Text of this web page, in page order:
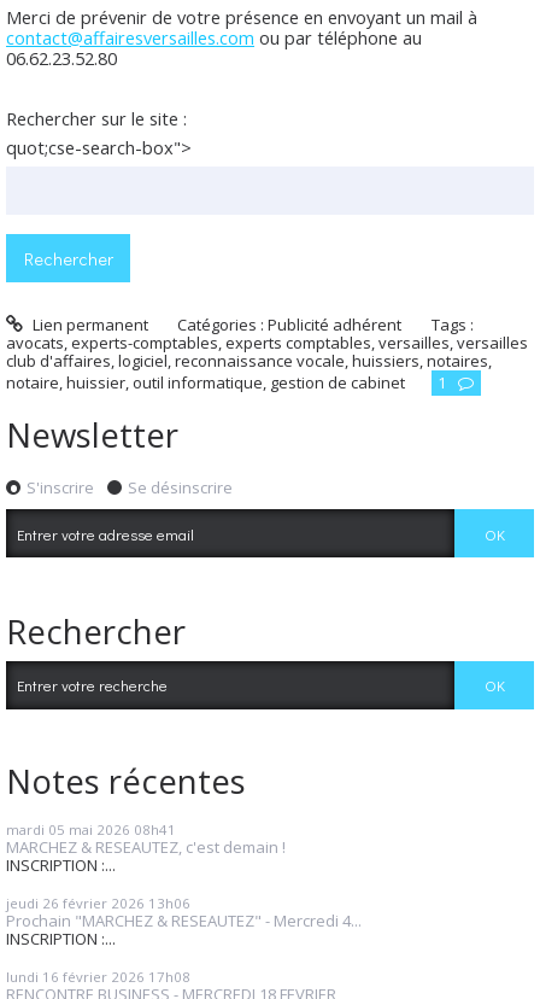
Merci de prévenir de votre présence en envoyant un mail à
contact@affairesversailles.com ou par téléphone au
06.62.23.52.80
Rechercher sur le site :
quot;cse-search-box">
Lien permanent Catégories :Publicité adhérent
Tags :
avocats,experts-comptables,experts comptables,versailles,versailles
club d'affaires,logiciel,reconnaissance vocale,huissiers,notaires,
notaire,huissier, outil informatique, gestion de cabinet 1
Newsletter
S'inscrire Se désinscrire
Rechercher
Notes récentes
mardi 05 mai 2026 08h41
MARCHEZ & RESEAUTEZ, c'est demain !
INSCRIPTION :...
jeudi 26 février 2026 13h06
Prochain "MARCHEZ & RESEAUTEZ" - Mercredi 4...
INSCRIPTION :...
lundi 16 février 2026 17h08
RENCONTRE BUSINESS - MERCREDI 18 FEVRIER